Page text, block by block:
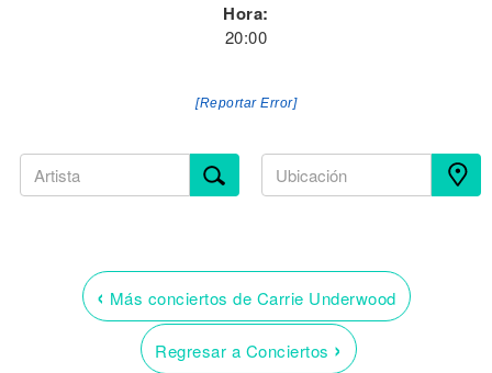
Hora:
20:00
[Reportar Error]
‹ Más conciertos de Carrie Underwood
Regresar a Conciertos ›